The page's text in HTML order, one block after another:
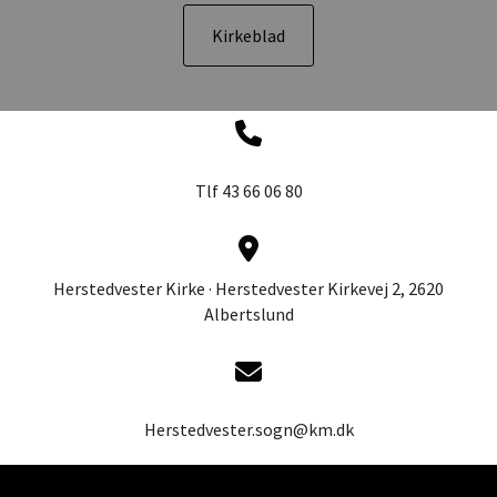
Kirkeblad
Tlf 43 66 06 80
Herstedvester Kirke · Herstedvester Kirkevej 2, 2620
Albertslund
Herstedvester.sogn@km.dk